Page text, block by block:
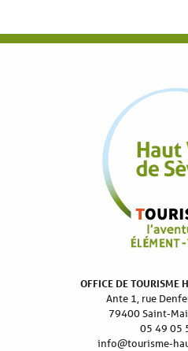
OFFICE DE TOURISME
Ante 1, rue
79400 Saint-
05 49 05
info@tourisme-